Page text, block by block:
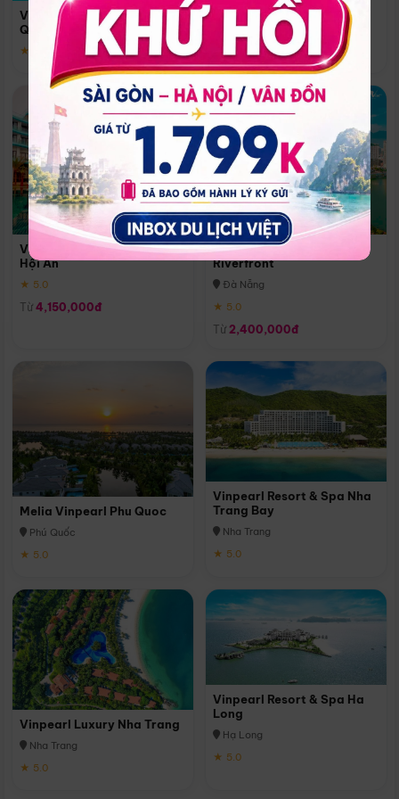
Vinpearl Resort & Spa Phu
Quoc
★ 5.0
Quoc
Phú Quốc
★ 5.0
Vinpearl Resort & Golf Nam
Hội An
★ 5.0
Từ 4,150,000đ
Melia Vinpearl Danang
Riverfront
Đà Nẵng
★ 5.0
Từ 2,400,000đ
Melia Vinpearl Phu Quoc
Phú Quốc
★ 5.0
Vinpearl Resort & Spa Nha
Trang Bay
Nha Trang
★ 5.0
Vinpearl Luxury Nha Trang
Nha Trang
★ 5.0
Vinpearl Resort & Spa Ha
Long
Hạ Long
★ 5.0